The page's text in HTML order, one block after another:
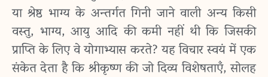
या श्रेष्ठ भाग्य के अन्तर्गत गिनी जाने वाली अन्य किसी
वस्तु, भाग्य, आयु आदि की कमी नहीं थी कि जिसकी
प्राप्ति के लिए वे योगाभ्यास करते? यह विचार स्वयं में एक
संकेत देता है कि श्रीकृष्ण की जो दिव्य विशेषताएँ, सोलह